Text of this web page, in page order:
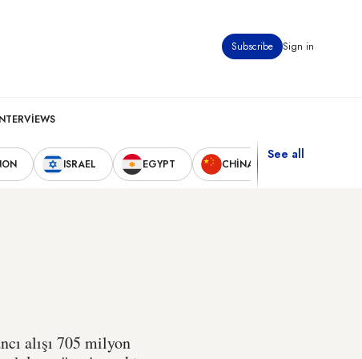
Subscribe Sign in
ISRAEL EGYPT CHINA
See all
alışı 705 milyon